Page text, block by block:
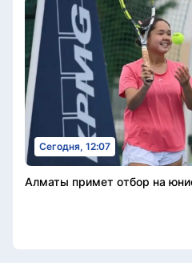
Сегодня, 12:07
Алматы примет отбор на